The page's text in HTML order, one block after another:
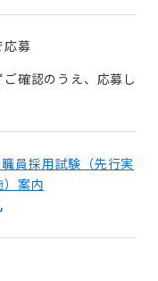
応募
確認のうえ、応募し
員採用試験（先行実
案内